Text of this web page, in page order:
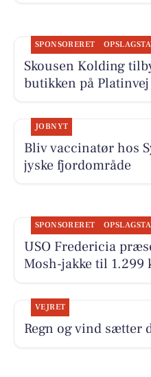
SPONSORERET
Skousen Kolding
butikken på
JOBNYT
Bliv vaccinatør hos
jyske fjordområde
SPONSORERET
USO Fredericia
Mosh-jakke til 1.299
VEJRET
Regn og vind sætter